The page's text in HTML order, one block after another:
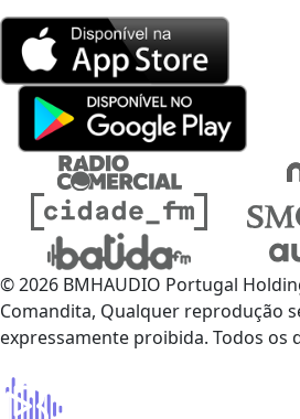
© 2026 BMHAUDIO Portugal
Comandita, Qualquer reprodução
expressamente proibida. Todos os